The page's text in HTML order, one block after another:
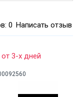
0 Написать отзыв
3-х дней